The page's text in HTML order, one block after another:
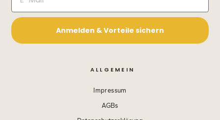
Anmelden & Vorteile sichern
ALLGEMEIN
Impressum
AGBs